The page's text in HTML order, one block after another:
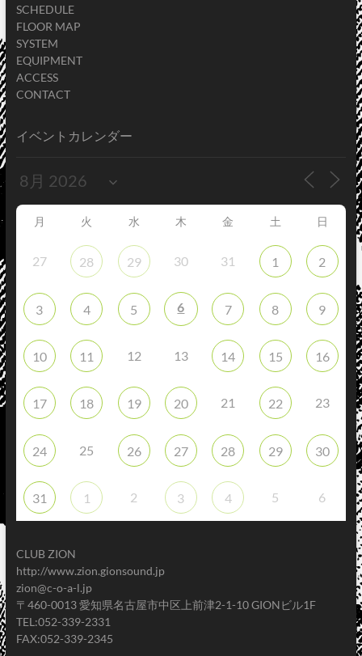
SCHEDULE
FLOOR MAP
SYSTEM
EQUIPMENT
ACCESS
CONTACT
イベントカレンダー
月 火 水 木 金 土 日
27 28 29 30 31 1 2
3 4 5 6 7 8 9
10 11 12 13 14 15 16
17 18 19 20 21 22 23
24 25 26 27 28 29 30
31 1 2 3 4 5 6
CLUB ZION
http://www.zion.gionsound.jp
zion@c-o-a-l.jp
〒460-0013 愛知県名古屋市中区上前津2-1-10 GIONビル1F
TEL:052-339-2331
FAX:052-339-2345